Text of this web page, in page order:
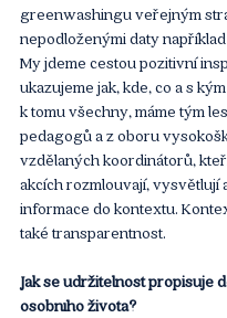
greenwashingu veřejným
nepodloženými daty
My jdeme cestou pozitivní
ukazujeme jak, kde, co a s
k tomu všechny, máme tým
pedagogů a z oboru
vzdělaných koordinátorů,
akcích rozmlouvají, vysvětlují
informace do kontextu.
také transparentnost.
Jak se udržitelnost propisuje
osobního života?